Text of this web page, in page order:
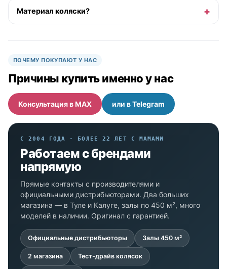
Материал коляски?
ПОЧЕМУ ПОКУПАЮТ У НАС
Причины купить именно у нас
Консультация в MAX или в Telegram
С 2004 ГОДА · БОЛЕЕ 22 ЛЕТ С МАМАМИ
Работаем с брендами
напрямую
Прямые контакты с производителями и
официальными дистрибьюторами. Два больших
магазина — в Туле и Калуге, залы по 450 м², много
моделей в наличии. Оригинал с гарантией.
Официальные дистрибьюторы Залы 450 м²
2 магазина Тест-драйв колясок